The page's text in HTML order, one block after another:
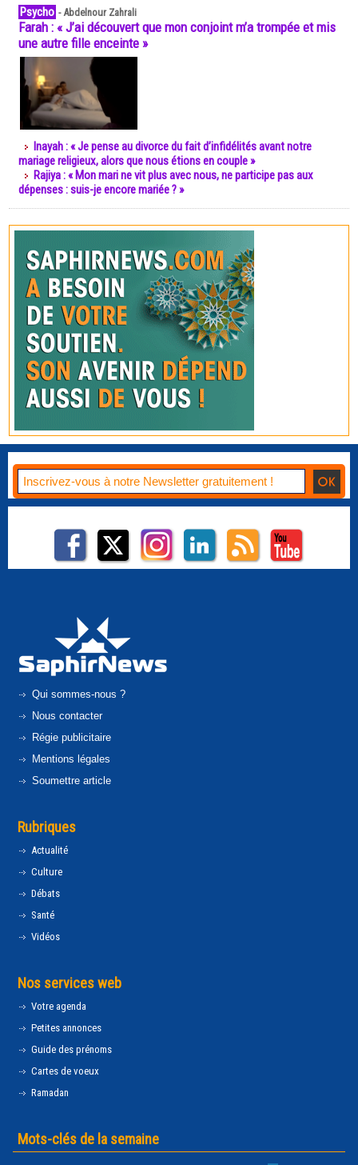
Psycho -Abdelnour Zahrali
Farah : « J’ai découvert que mon conjoint m’a trompée et mis
une autre fille enceinte »
Inayah : « Je pense au divorce du fait d’infidélités avant notre
mariage religieux, alors que nous étions en couple »
Rajiya : « Mon mari ne vit plus avec nous, ne participe pas aux
dépenses : suis-je encore mariée ? »
Qui sommes-nous ?
Nous contacter
Régie publicitaire
Mentions légales
Soumettre article
Rubriques
Actualité
Culture
Débats
Santé
Vidéos
Nos services web
Votre agenda
Petites annonces
Guide des prénoms
Cartes de voeux
Ramadan
Mots-clés de la semaine